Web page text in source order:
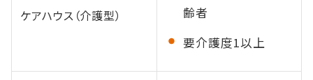
ケアハウス（介護型）
齢者
要介護度1以上